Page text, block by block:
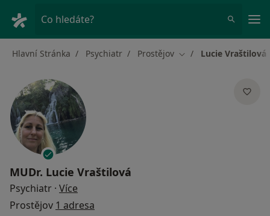
Co hledáte?
Hlavní Stránka Psychiatr Prostějov Změna města
Lucie Vraštilová
MUDr. Lucie Vraštilová
Psychiatr · Více
Prostějov 1 adresa